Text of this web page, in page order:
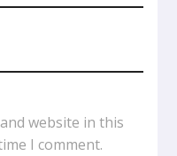
website in this
I comment.